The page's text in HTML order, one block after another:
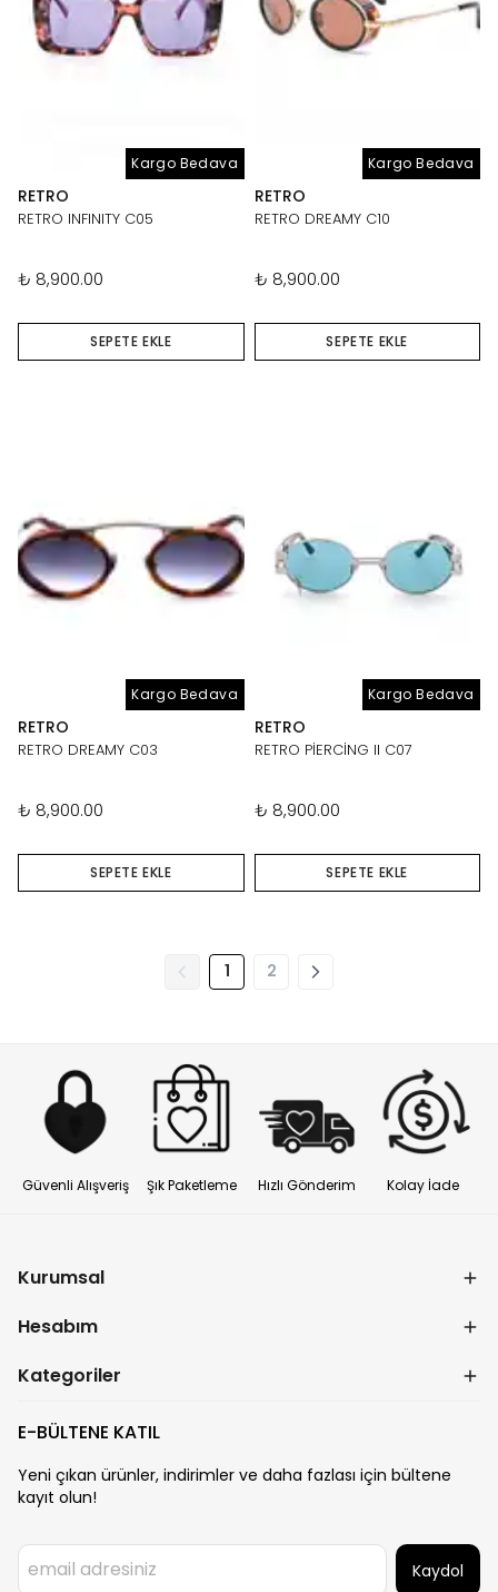
Kargo Bedava
RETRO
RETRO INFINITY C05
₺ 8,900.00
SEPETE EKLE
Kargo Bedava
RETRO
RETRO DREAMY C10
₺ 8,900.00
SEPETE EKLE
Kargo Bedava
RETRO
RETRO DREAMY C03
₺ 8,900.00
SEPETE EKLE
Kargo Bedava
RETRO
RETRO PİERCİNG II C07
₺ 8,900.00
SEPETE EKLE
1 2
Güvenli Alışveriş Şık Paketleme Hızlı Gönderim Kolay İade
Kurumsal
Hesabım
Kategoriler
E-BÜLTENE KATIL
Yeni çıkan ürünler, indirimler ve daha fazlası için bültene
kayıt olun!
Kaydol